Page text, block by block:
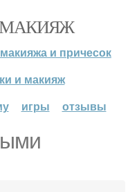
МАКИЯЖ
и причесок
и макияж
игры отзывы